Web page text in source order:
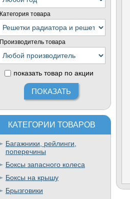
Категория товара
Производитель товара
показать товар по акции
КАТЕГОРИИ ТОВАРОВ
Багажники, рейлинги,
поперечины
Боксы запасного колеса
Боксы на крышу
Брызговики